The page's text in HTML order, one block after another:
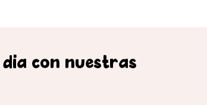
con nuestras